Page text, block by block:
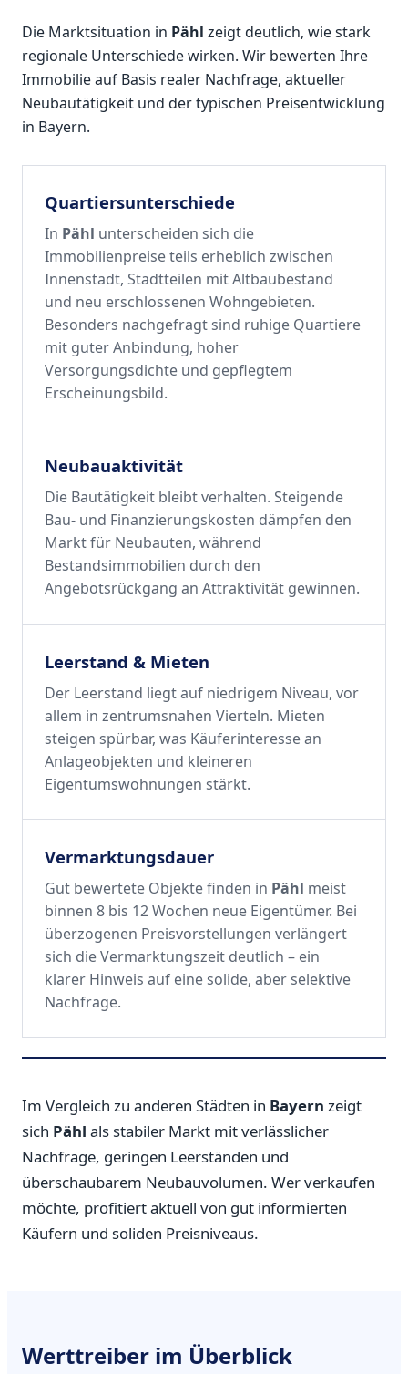
Die Marktsituation in Pähl zeigt deutlich, wie stark
regionale Unterschiede wirken. Wir bewerten Ihre
Immobilie auf Basis realer Nachfrage, aktueller
Neubautätigkeit und der typischen Preisentwicklung
in Bayern.
Quartiersunterschiede
In Pähl unterscheiden sich die
Immobilienpreise teils erheblich zwischen
Innenstadt, Stadtteilen mit Altbaubestand
und neu erschlossenen Wohngebieten.
Besonders nachgefragt sind ruhige Quartiere
mit guter Anbindung, hoher
Versorgungsdichte und gepflegtem
Erscheinungsbild.
Neubauaktivität
Die Bautätigkeit bleibt verhalten. Steigende
Bau- und Finanzierungskosten dämpfen den
Markt für Neubauten, während
Bestandsimmobilien durch den
Angebotsrückgang an Attraktivität gewinnen.
Leerstand & Mieten
Der Leerstand liegt auf niedrigem Niveau, vor
allem in zentrumsnahen Vierteln. Mieten
steigen spürbar, was Käuferinteresse an
Anlageobjekten und kleineren
Eigentumswohnungen stärkt.
Vermarktungsdauer
Gut bewertete Objekte finden in Pähl meist
binnen 8 bis 12 Wochen neue Eigentümer. Bei
überzogenen Preisvorstellungen verlängert
sich die Vermarktungszeit deutlich – ein
klarer Hinweis auf eine solide, aber selektive
Nachfrage.
Im Vergleich zu anderen Städten in Bayern zeigt
sich Pähl als stabiler Markt mit verlässlicher
Nachfrage, geringen Leerständen und
überschaubarem Neubauvolumen. Wer verkaufen
möchte, profitiert aktuell von gut informierten
Käufern und soliden Preisniveaus.
Werttreiber im Überblick